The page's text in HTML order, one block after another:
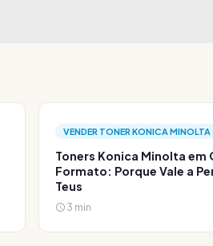
VENDER TONER KONICA
Toners Konica Minolta em
Formato: Porque Vale a
Teus
3 min